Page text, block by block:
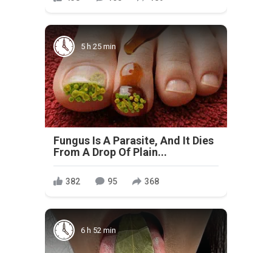
5 h 25 min
Fungus Is A Parasite, And It Dies
From A Drop Of Plain...
382 95 368
6 h 52 min